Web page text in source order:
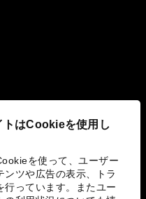
トはCookieを使用し
を使って、ユーザー
ンツや広告の表示、トラ
行っています。またユー